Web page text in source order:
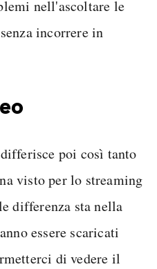
nell'ascoltare le
incorrere in
poi così tanto
visto per lo streaming
differenza sta nella
essere scaricati
di vedere il